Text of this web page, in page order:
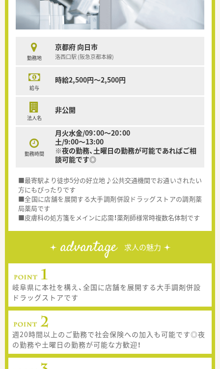
勤務地
京都府 向日市
洛西口駅 (阪急京都本線)
給与
時給2,500円～2,500円
法人名
非公開
勤務時間
月火水金/09：00～20：00
土/9:00～13:00
※夜の勤務、土曜日の勤務が可能であればご相
談可能です◎
■最寄駅より徒歩5分の好立地♪公共交通機関でお通いされたい
方にもぴったりです
■全国に店舗を展開する大手調剤併設ドラッグストアの調剤薬
局薬局です
■皮膚科の処方箋をメインに応需！薬剤師様常時複数名体制です
advantage 求人の魅力
岐阜県に本社を構え、全国に店舗を展開する大手調剤併設
ドラッグストアです
週20時間以上のご勤務で社会保険への加入も可能です◎夜
の勤務や土曜日の勤務が可能な方歓迎！